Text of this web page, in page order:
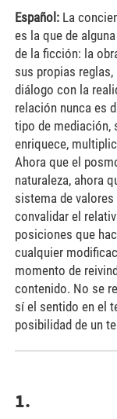
Español: La
es la que de
de la ficción: la
sus propias
diálogo con la
relación nunca es
tipo de mediación,
enriquece,
Ahora que el
naturaleza, ahora
sistema de
convalidar el
posiciones que
cualquier
momento de
contenido. No se
sí el sentido en el
posibilidad de un
1.